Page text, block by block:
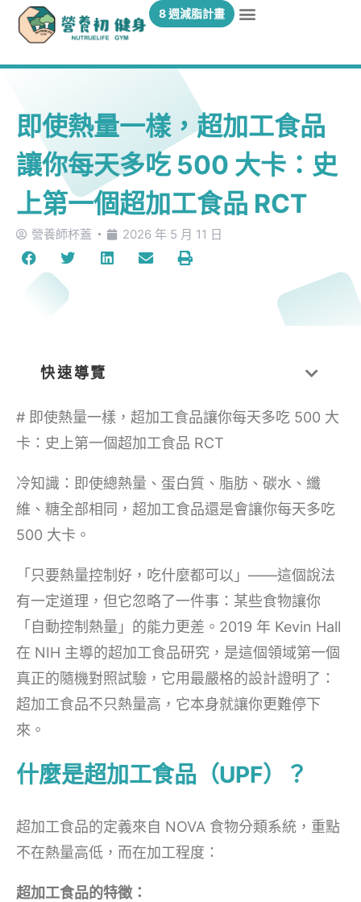
8 週減脂計畫
即使熱量一樣，超加工食品
讓你每天多吃 500 大卡：史
上第一個超加工食品 RCT
營養師杯蓋 2026 年 5 月 11 日
快速導覽
# 即使熱量一樣，超加工食品讓你每天多吃 500 大
卡：史上第一個超加工食品 RCT
冷知識：即使總熱量、蛋白質、脂肪、碳水、纖
維、糖全部相同，超加工食品還是會讓你每天多吃
500 大卡。
「只要熱量控制好，吃什麼都可以」——這個說法
有一定道理，但它忽略了一件事：某些食物讓你
「自動控制熱量」的能力更差。2019 年 Kevin Hall
在 NIH 主導的超加工食品研究，是這個領域第一個
真正的隨機對照試驗，它用最嚴格的設計證明了：
超加工食品不只熱量高，它本身就讓你更難停下
來。
什麼是超加工食品（UPF）？
超加工食品的定義來自 NOVA 食物分類系統，重點
不在熱量高低，而在加工程度：
超加工食品的特徵：